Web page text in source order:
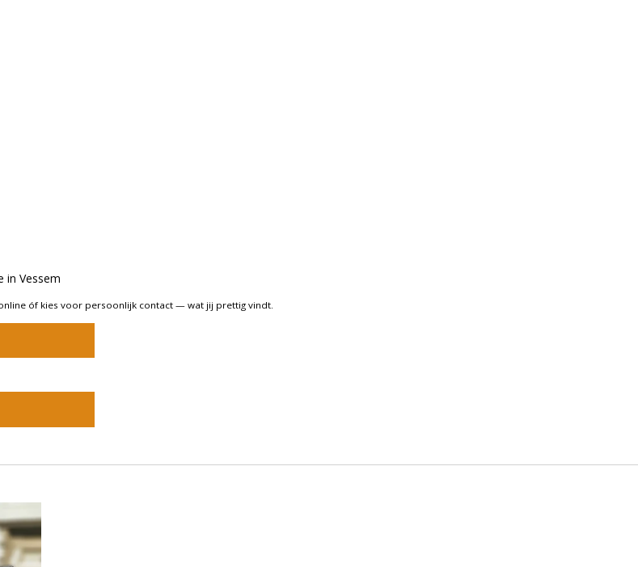
in Vessem
óf kies voor persoonlijk contact — wat jij prettig vindt.